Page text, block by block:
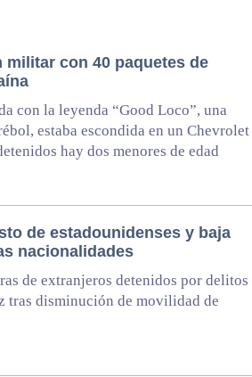
militar con 40 paquetes de
con la leyenda “Good Loco”, una
estaba escondida en un Chevrolet
hay dos menores de edad
de estadounidenses y baja
nacionalidades
de extranjeros detenidos por delitos
tras disminución de movilidad de